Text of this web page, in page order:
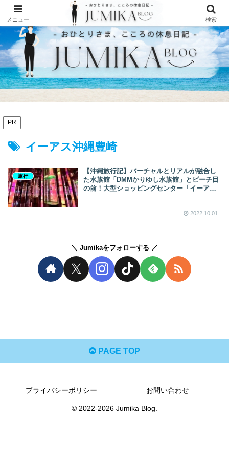
PR
イーアス沖縄豊崎
旅行
【沖縄旅行記】バーチャルとリアルが融合し
た水族館「DMMかりゆし水族館」とビーチ目
の前！大型ショッピングセンター「イーアス
2022.10.01
Jumikaをフォローする
PAGE TOP
プライバシーポリシー お問い合わせ
© 2022-2026 Jumika Blog.
メニュー 検索